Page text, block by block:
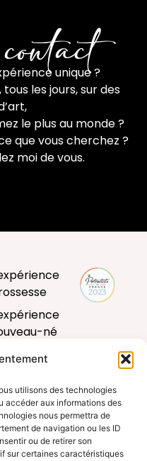
utilisons des technologies
accéder aux informations des
nous permettra de
de navigation ou les ID
ou de retirer son
sur certaines caractéristiques
unique ?
les jours, sur des
le plus au monde ?
que vous cherchez ?
moi de vous.
né